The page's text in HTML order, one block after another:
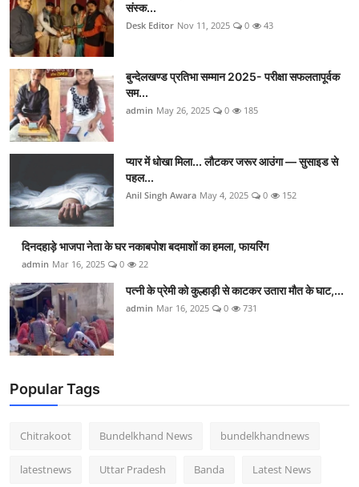
संस्क...
Desk Editor Nov 11, 2025 0 43
बुन्देलखण्ड प्रतिभा सम्मान 2025- परीक्षा सफलतापूर्वक
सम...
admin May 26, 2025 0 185
प्यार में धोखा मिला... लौटकर जरूर आउंगा — सुसाइड से
पहल...
Anil Singh Awara May 4, 2025 0 152
दिनदहाड़े भाजपा नेता के घर नकाबपोश बदमाशों का हमला, फायरिंग
admin Mar 16, 2025 0 22
पत्नी के प्रेमी को कुल्हाड़ी से काटकर उतारा मौत के घाट,...
admin Mar 16, 2025 0 731
Popular Tags
Chitrakoot Bundelkhand News bundelkhandnews
latestnews Uttar Pradesh Banda Latest News